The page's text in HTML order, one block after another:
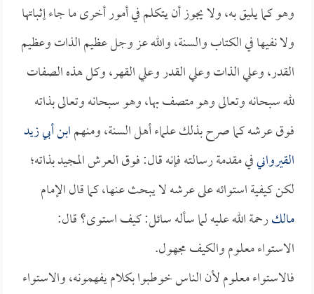
وهو كما يليق به، ولا يجوز أن يتكلم في أمور أخرى ما جاء إثباتها
ولا نفيها في الكتاب والسنة، والله عز وجل عظيم الذات وعظيم
القدر، وعلي الذات وعلي القدر وعلي القهر، وكل هذه الصفات
لله سبحانه وتعالى وهو متصف بها، وهو سبحانه وتعالى بذاته
فوق عرشه كما صرح بذلك علماء أهل السنة، ومنهمابن أبي زيد
القيروانيفي مقدمة رسالته فإنه قال: فوق العرش المجيد بذاته؛
لكن كيفية استوائه على عرشه لا يبحث عنها، كما قال الإمام
مالكرحمة الله عليه لما سأله سائل: كيف استوى؟ قال:
الاستواء معلوم والكيف مجهول.
فالاستواء معلوم لأن الناس خوطبوا بكلام يفهمونه، والاستواء